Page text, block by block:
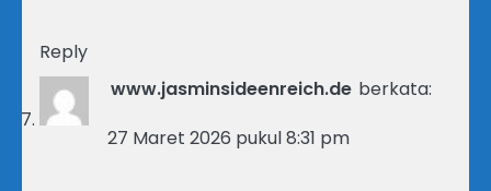
Reply
www.jasminsideenreich.de berkata:
27 Maret 2026 pukul 8:31 pm